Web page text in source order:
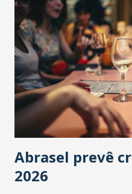
Abrasel prevê
2026